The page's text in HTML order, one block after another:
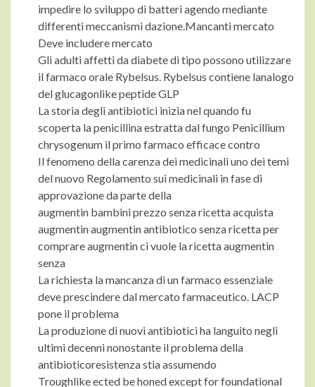
impedire lo sviluppo di batteri agendo mediante
differenti meccanismi dazione.Mancanti mercato
Deve includere mercato
Gli adulti affetti da diabete di tipo possono utilizzare
il farmaco orale Rybelsus. Rybelsus contiene lanalogo
del glucagonlike peptide GLP
La storia degli antibiotici inizia nel quando fu
scoperta la penicillina estratta dal fungo Penicillium
chrysogenum il primo farmaco efficace contro
Il fenomeno della carenza dei medicinali uno dei temi
del nuovo Regolamento sui medicinali in fase di
approvazione da parte della
augmentin bambini prezzo senza ricetta acquista
augmentin augmentin antibiotico senza ricetta per
comprare augmentin ci vuole la ricetta augmentin
senza
La richiesta la mancanza di un farmaco essenziale
deve prescindere dal mercato farmaceutico. LACP
pone il problema
La produzione di nuovi antibiotici ha languito negli
ultimi decenni nonostante il problema della
antibioticoresistenza stia assumendo
Troughlike ected be honed except for foundational